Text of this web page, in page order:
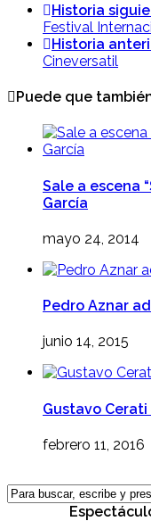
Historia
Festival
Historia
Cineversatil
Puede que
Sale a escena
García
mayo 24, 2014
Pedro Aznar
junio 14, 2015
Gustavo
febrero 11, 2016